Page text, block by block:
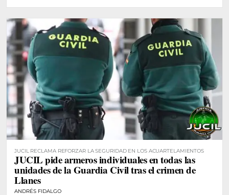
JUCIL RECLAMA REFORZAR LA SEGURIDAD EN LOS ACUARTELAMIENTOS
JUCIL pide armeros individuales en todas las
unidades de la Guardia Civil tras el crimen de
Llanes
ANDRÉS FIDALGO